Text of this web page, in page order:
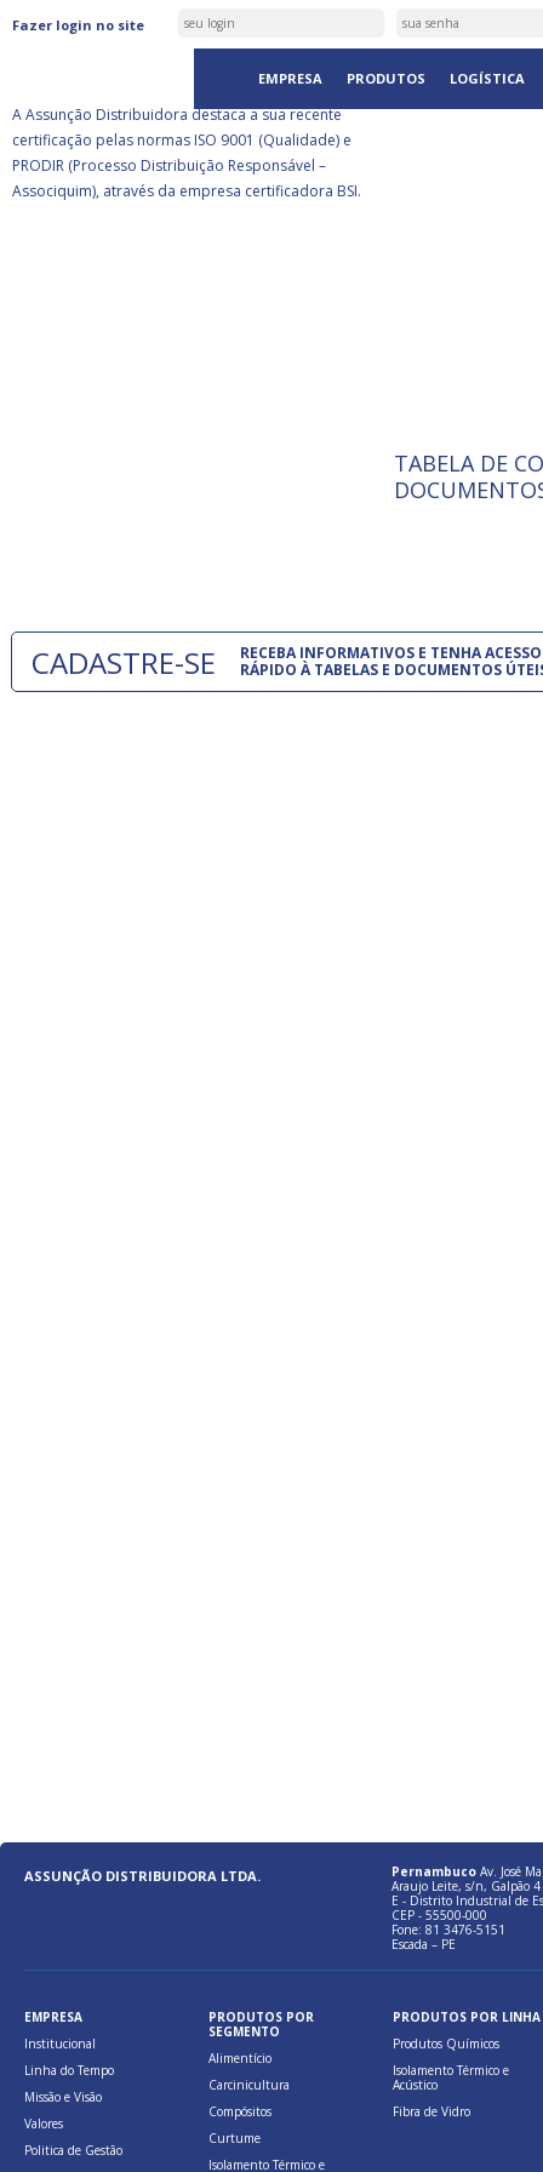
Fazer login no site
EMPRESA PRODUTOS LOGÍSTICA
ASSUNÇÃO DISTRIBUIDORA É
CERTIFICADA PELA BSI
A Assunção Distribuidora destaca a sua recente
certificação pelas normas ISO 9001 (Qualidade) e
PRODIR (Processo Distribuição Responsável –
Associquim), através da empresa certificadora BSI.
ISO 9001:
A
TABELA DE
CADASTRE-SE
RECEBA INFORMATIVOS E TENHA ACESSO
RÁPIDO À TABELAS E DOCUMENTOS
ASSUNÇÃO DISTRIBUIDORA LTDA. Pernambuco Av. José
Araujo Leite, s/n, Galpão 4
E - Distrito Industrial de
CEP - 55500-000
Fone: 81 3476-5151
Escada – PE
EMPRESA
Institucional
Linha do Tempo
Missão e Visão
Valores
Politica de Gestão
PRODUTOS POR
SEGMENTO
Alimentício
Carcinicultura
Compósitos
Curtume
Isolamento Térmico e
PRODUTOS POR LINHA
Produtos Químicos
Isolamento Térmico e
Acústico
Fibra de Vidro